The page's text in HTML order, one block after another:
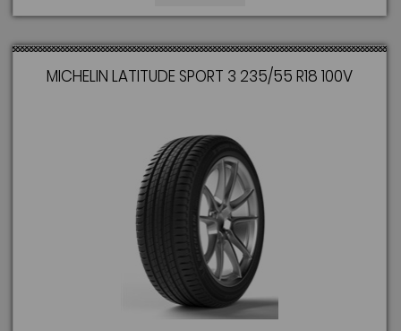
MICHELIN LATITUDE SPORT 3 235/55 R18 100V